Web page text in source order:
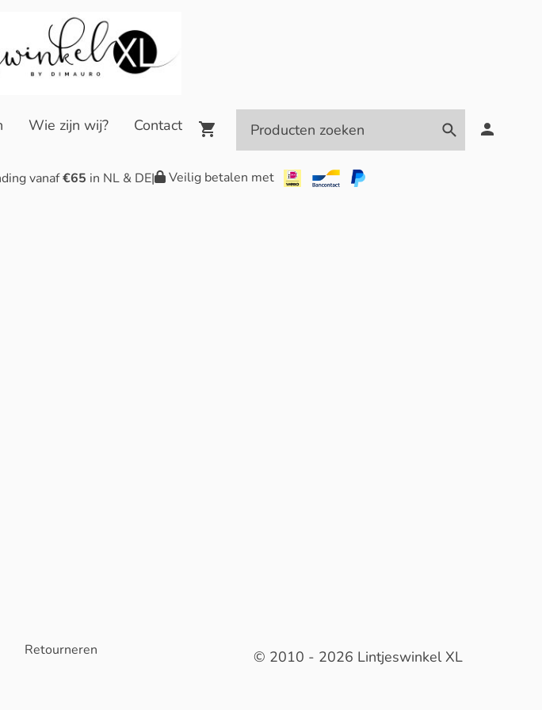
Wie zijn wij? Contact
vanaf€65 in NL & DE| Veilig betalen met
Retourneren
© 2010 - 2026 Lintjeswinkel XL